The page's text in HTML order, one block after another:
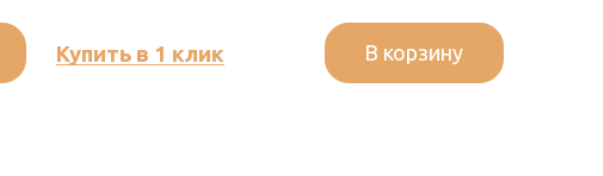
Купить в 1 клик В корзину